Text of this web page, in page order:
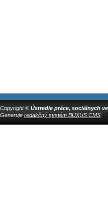
Copyright © Ústredie práce, sociálnych
Generuje redakčný systém BUXUS CMS